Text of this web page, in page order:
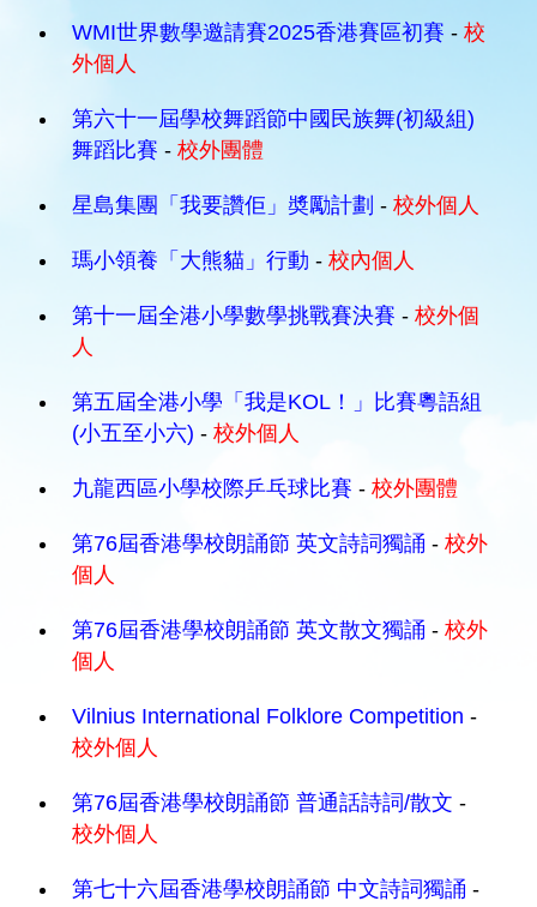
WMI世界數學邀請賽2025香港賽區初賽 - 校
外個人
第六十一屆學校舞蹈節中國民族舞(初級組)
舞蹈比賽 - 校外團體
星島集團「我要讚佢」奬勵計劃 - 校外個人
瑪小領養「大熊貓」行動 - 校內個人
第十一屆全港小學數學挑戰賽決賽 - 校外個
人
第五屆全港小學「我是KOL！」比賽粵語組
(小五至小六) - 校外個人
九龍西區小學校際乒乓球比賽 - 校外團體
第76屆香港學校朗誦節 英文詩詞獨誦 - 校外
個人
第76屆香港學校朗誦節 英文散文獨誦 - 校外
個人
Vilnius International Folklore Competition -
校外個人
第76屆香港學校朗誦節 普通話詩詞/散文 -
校外個人
第七十六屆香港學校朗誦節 中文詩詞獨誦 -